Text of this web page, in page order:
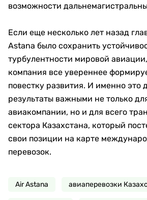
возможности
Если еще несколько лет назад
Astana было сохранить
турбулентности мировой
компания все увереннее
повестку развития. И именно это
результаты важными не только
авиакомпании, но и для всего
сектора Казахстана, который
свои позиции на карте
перевозок.
Air Astana авиаперевозки